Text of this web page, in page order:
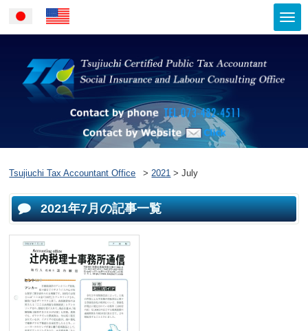
JapaneseEnglish
Contact by
Contact by Website
Tsujiuchi Tax Accountant Office >2021 >July
2021年7月の記事一覧